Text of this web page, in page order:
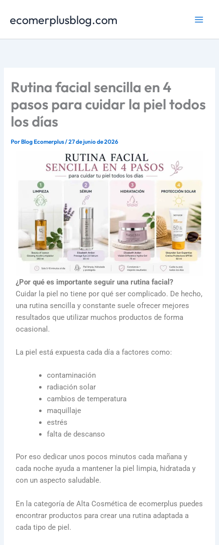
ecomerplusblog.com
Rutina facial sencilla en 4
pasos para cuidar la piel todos
los días
PorBlog Ecomerplus/27 de junio de 2026
¿Por qué es importante seguir una rutina facial?
Cuidar la piel no tiene por qué ser complicado. De hecho,
una rutina sencilla y constante suele ofrecer mejores
resultados que utilizar muchos productos de forma
ocasional.
La piel está expuesta cada día a factores como:
contaminación
radiación solar
cambios de temperatura
maquillaje
estrés
falta de descanso
Por eso dedicar unos pocos minutos cada mañana y
cada noche ayuda a mantener la piel limpia, hidratada y
con un aspecto saludable.
En la categoría de Alta Cosmética de ecomerplus puedes
encontrar productos para crear una rutina adaptada a
cada tipo de piel.